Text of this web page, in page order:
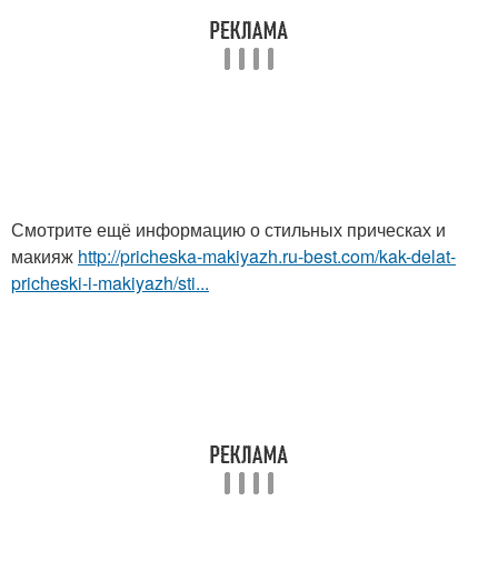
Смотрите ещё информацию о стильных прическах и
макияж http://pricheska-makiyazh.ru-best.com/kak-delat-
pricheski-i-makiyazh/sti...